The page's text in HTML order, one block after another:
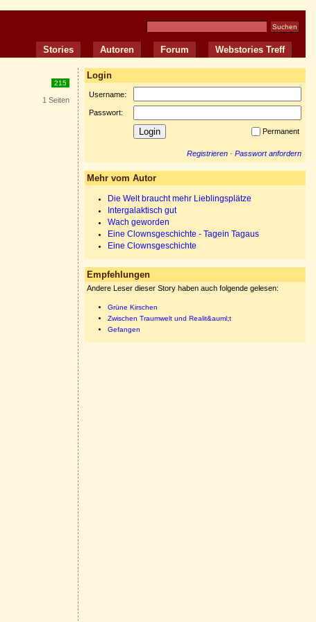
Stories Autoren Forum Webstories Treff
215
1 Seiten
Login
Username:
Passwort:
Permanent
Registrieren · Passwort anfordern
Mehr vom Autor
Die Welt braucht mehr Lieblingsplätze
Intergalaktisch gut
Wach geworden
Eine Clownsgeschichte - Tagein Tagaus
Eine Clownsgeschichte
Empfehlungen
Andere Leser dieser Story haben auch folgende gelesen:
Grüne Kirschen
Zwischen Traumwelt und Realit&auml;t
Gefangen